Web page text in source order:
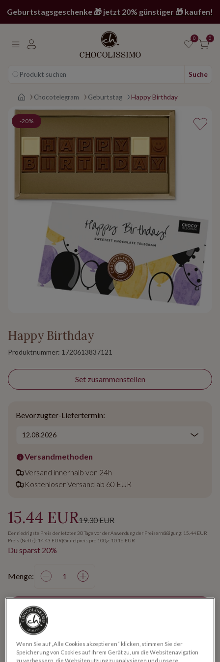
Geburtstagsgeschenke 🎁 jetzt 20% günstiger 🎁 kaufen!
0 0
Produkt suchen Suche
Main page
Chocotelegram Geburtstag Happy Birthday
-20%
Happy Birthday
Produktnummer: 1720613837121
Set zusammenstellen
Bevorzugter-Liefertermin:
Versandmethoden
Versand innerhalb von 24h
Kostenloser Versand ab 60 EUR
15.44 EUR19.30 EUR
Der niedrigste Preis der letzten 30 Tage vor der Anwendung der Preisermäßigung: 15.44 EUR
Preis (Netto): 14.43 EUR|Grundpreis pro 100g: 10.16 EUR
Du sparst 20%
Menge:
Produktbeschreibung
Wenn Sie auf „Alle Cookies akzeptieren“ klicken, stimmen Sie der
Speicherung von Cookies auf Ihrem Gerät zu, um die Websitenavigation
zu verbessern, die Websitenutzung zu analysieren und unsere